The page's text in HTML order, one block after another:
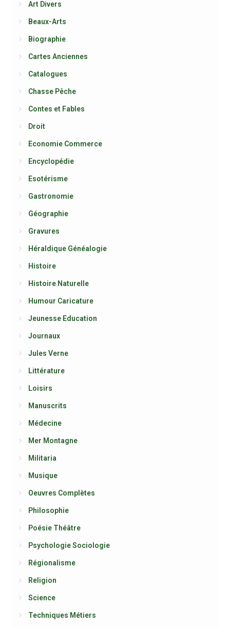
Art Divers
Beaux-Arts
Biographie
Cartes Anciennes
Catalogues
Chasse Pêche
Contes et Fables
Droit
Economie Commerce
Encyclopédie
Esotérisme
Gastronomie
Géographie
Gravures
Héraldique Généalogie
Histoire
Histoire Naturelle
Humour Caricature
Jeunesse Education
Journaux
Jules Verne
Littérature
Loisirs
Manuscrits
Médecine
Mer Montagne
Militaria
Musique
Oeuvres Complètes
Philosophie
Poésie Théâtre
Psychologie Sociologie
Régionalisme
Religion
Science
Techniques Métiers